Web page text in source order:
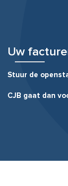
Uw
Stuur de
CJB gaat dan